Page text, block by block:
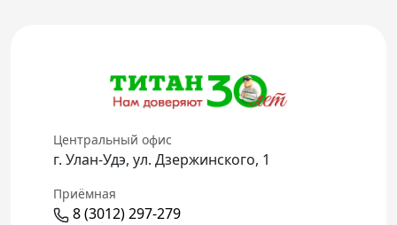
Центральный офис
г. Улан-Удэ, ул. Дзержинского, 1
Приёмная
8 (3012) 297-279